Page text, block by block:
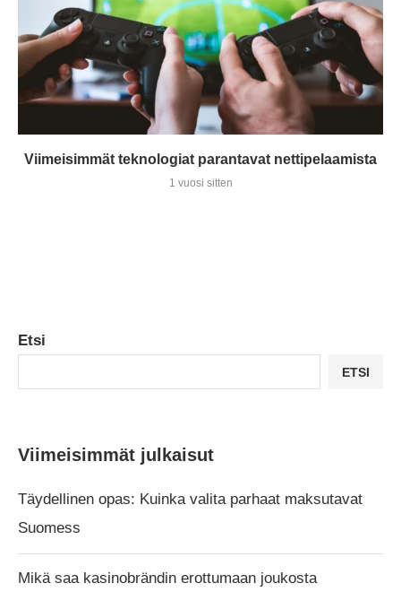
Viimeisimmät teknologiat parantavat nettipelaamista
1 vuosi sitten
Etsi
ETSI
Viimeisimmät julkaisut
Täydellinen opas: Kuinka valita parhaat maksutavat
Suomess
Mikä saa kasinobrändin erottumaan joukosta